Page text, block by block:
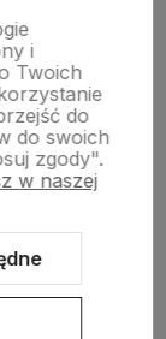
i
Twoich
do
do swoich
zgody".
w naszej